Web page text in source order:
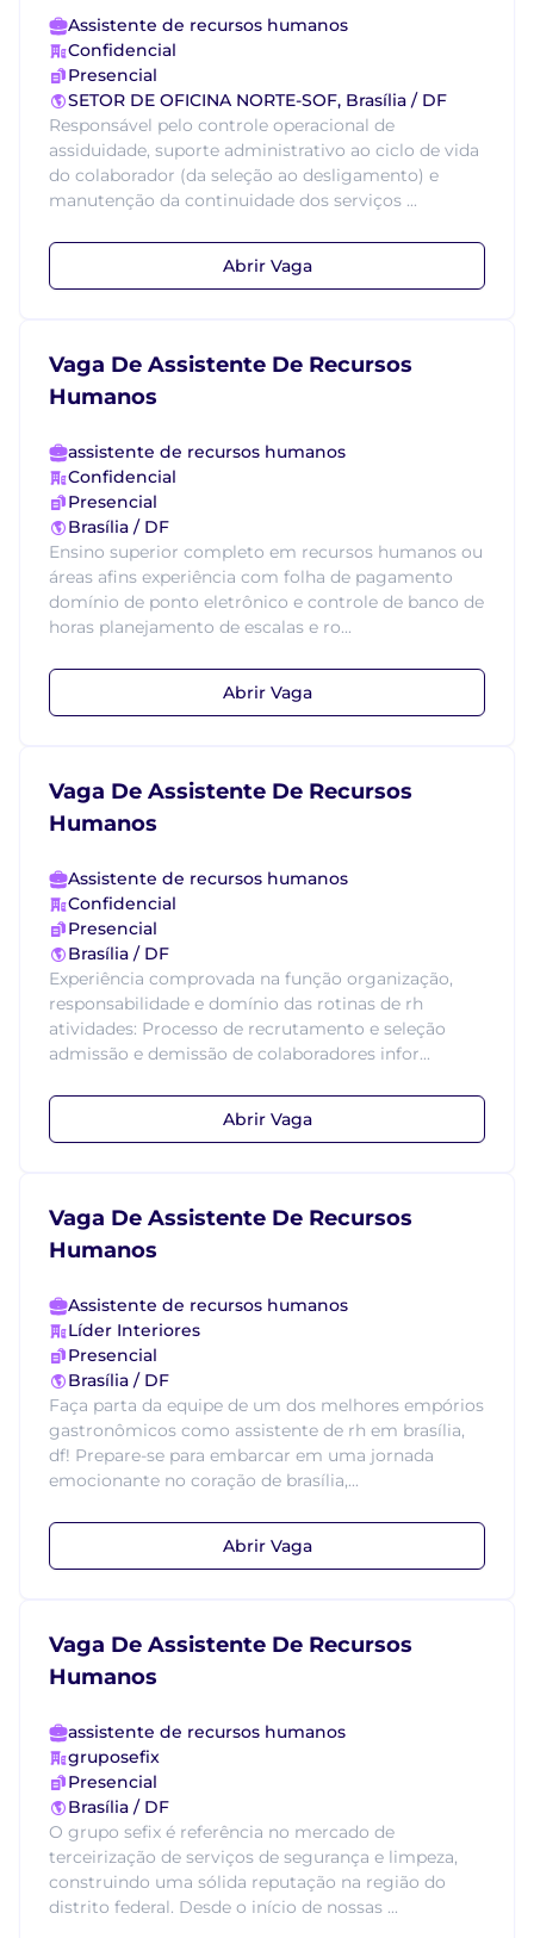
Assistente de recursos humanos
Confidencial
Presencial
SETOR DE OFICINA NORTE-SOF, Brasília / DF
Responsável pelo controle operacional de
assiduidade, suporte administrativo ao ciclo de vida
do colaborador (da seleção ao desligamento) e
manutenção da continuidade dos serviços ...
Abrir Vaga
Vaga De Assistente De Recursos
Humanos
assistente de recursos humanos
Confidencial
Presencial
Brasília / DF
Ensino superior completo em recursos humanos ou
áreas afins experiência com folha de pagamento
domínio de ponto eletrônico e controle de banco de
horas planejamento de escalas e ro...
Abrir Vaga
Vaga De Assistente De Recursos
Humanos
Assistente de recursos humanos
Confidencial
Presencial
Brasília / DF
Experiência comprovada na função organização,
responsabilidade e domínio das rotinas de rh
atividades: Processo de recrutamento e seleção
admissão e demissão de colaboradores infor...
Abrir Vaga
Vaga De Assistente De Recursos
Humanos
Assistente de recursos humanos
Líder Interiores
Presencial
Brasília / DF
Faça parta da equipe de um dos melhores empórios
gastronômicos como assistente de rh em brasília,
df! Prepare-se para embarcar em uma jornada
emocionante no coração de brasília,...
Abrir Vaga
Vaga De Assistente De Recursos
Humanos
assistente de recursos humanos
gruposefix
Presencial
Brasília / DF
O grupo sefix é referência no mercado de
terceirização de serviços de segurança e limpeza,
construindo uma sólida reputação na região do
distrito federal. Desde o início de nossas ...